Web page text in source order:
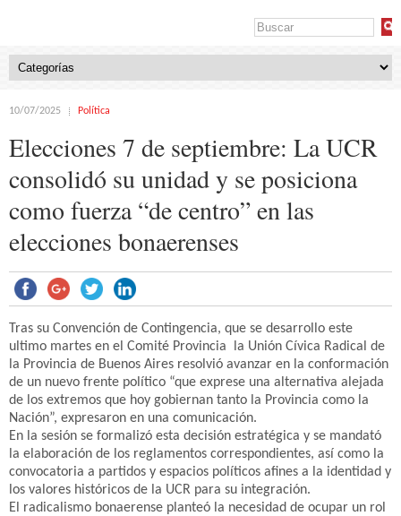
10/07/2025 Política
Elecciones 7 de septiembre: La UCR
consolidó su unidad y se posiciona
como fuerza “de centro” en las
elecciones bonaerenses
Tras su Convención de Contingencia, que se desarrollo este
ultimo martes en el Comité Provincia la Unión Cívica Radical de
la Provincia de Buenos Aires resolvió avanzar en la conformación
de un nuevo frente político “que exprese una alternativa alejada
de los extremos que hoy gobiernan tanto la Provincia como la
Nación”, expresaron en una comunicación.
En la sesión se formalizó esta decisión estratégica y se mandató
la elaboración de los reglamentos correspondientes, así como la
convocatoria a partidos y espacios políticos afines a la identidad y
los valores históricos de la UCR para su integración.
El radicalismo bonaerense planteó la necesidad de ocupar un rol